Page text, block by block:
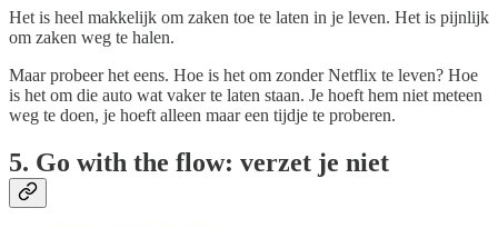
Het is heel makkelijk om zaken toe te laten in je leven. Het is pijnlijk
om zaken weg te halen.
Maar probeer het eens. Hoe is het om zonder Netflix te leven? Hoe
is het om die auto wat vaker te laten staan. Je hoeft hem niet meteen
weg te doen, je hoeft alleen maar een tijdje te proberen.
5. Go with the flow: verzet je niet